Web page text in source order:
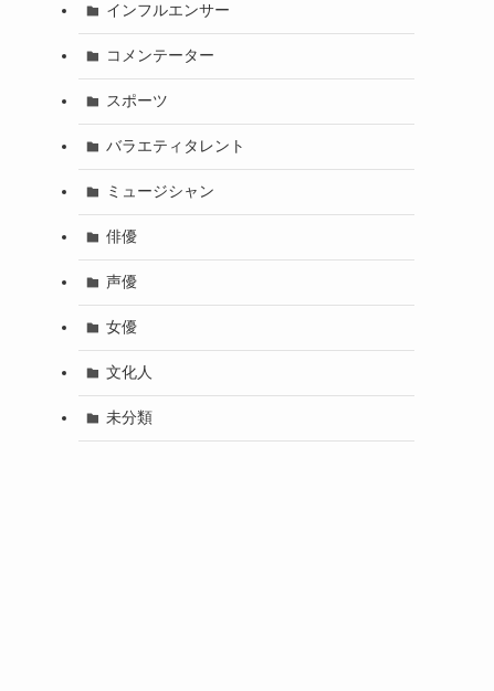
インフルエンサー
コメンテーター
スポーツ
バラエティタレント
ミュージシャン
俳優
声優
女優
文化人
未分類